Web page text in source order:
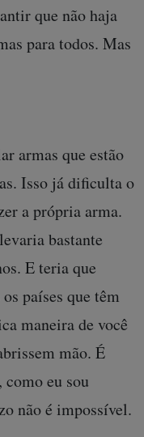
que não haja
para todos. Mas
armas que estão
Isso já dificulta o
a própria arma.
bastante
E teria que
países que têm
maneira de você
mão. É
eu sou
não é impossível.